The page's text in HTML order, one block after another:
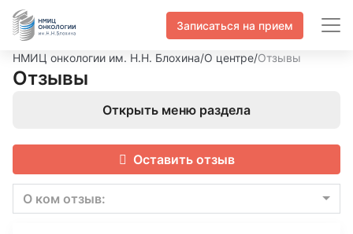
Записаться на прием
НМИЦ онкологии им. Н.Н. Блохина/О центре/Отзывы
Отзывы
Открыть меню раздела
Оставить отзыв
О ком отзыв: